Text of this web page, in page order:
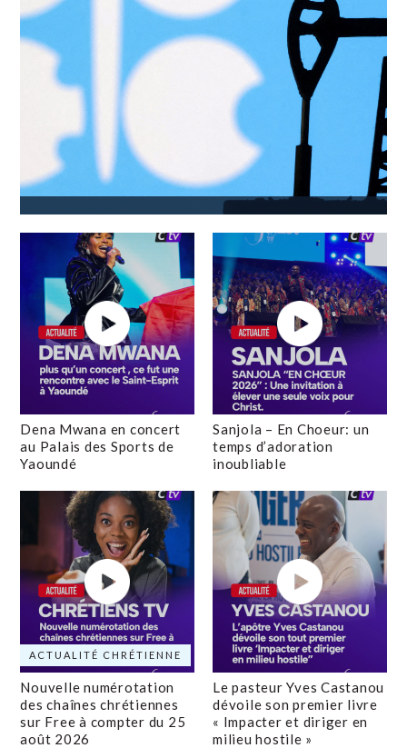
Dena Mwana en concert
au Palais des Sports de
Yaoundé
Sanjola – En Choeur: un
temps d’adoration
inoubliable
ACTUALITÉ CHRÉTIENNE
Nouvelle numérotation
des chaînes chrétiennes
sur Free à compter du 25
août 2026
Le pasteur Yves Castanou
dévoile son premier livre
« Impacter et diriger en
milieu hostile »